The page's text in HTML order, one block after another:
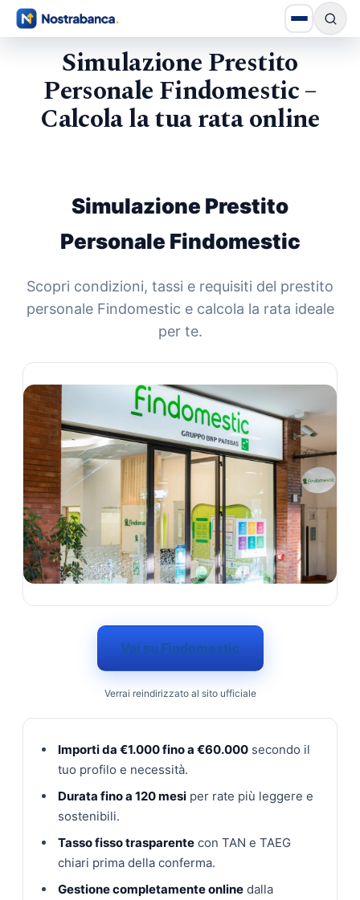
Simulazione Prestito
Personale Findomestic –
Calcola la tua rata online
Simulazione Prestito
Personale Findomestic
Scopri condizioni, tassi e requisiti del prestito
personale Findomestic e calcola la rata ideale
per te.
Vai su Findomestic
Verrai reindirizzato al sito ufficiale
Importi da €1.000 fino a €60.000 secondo il
tuo profilo e necessità.
Durata fino a 120 mesi per rate più leggere e
sostenibili.
Tasso fisso trasparente con TAN e TAEG
chiari prima della conferma.
Gestione completamente online dalla